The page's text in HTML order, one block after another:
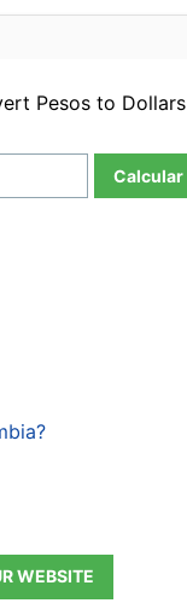
Pesos to Dollars
Calcular
WEBSITE